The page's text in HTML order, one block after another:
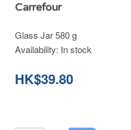
Carrefour
Glass Jar 580 g
Availability: In stock
HK$39.80